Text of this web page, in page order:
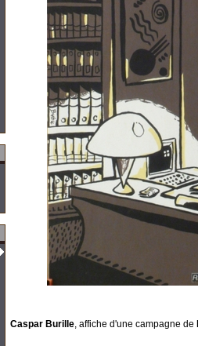
Caspar Burille, affiche d'une campagne de